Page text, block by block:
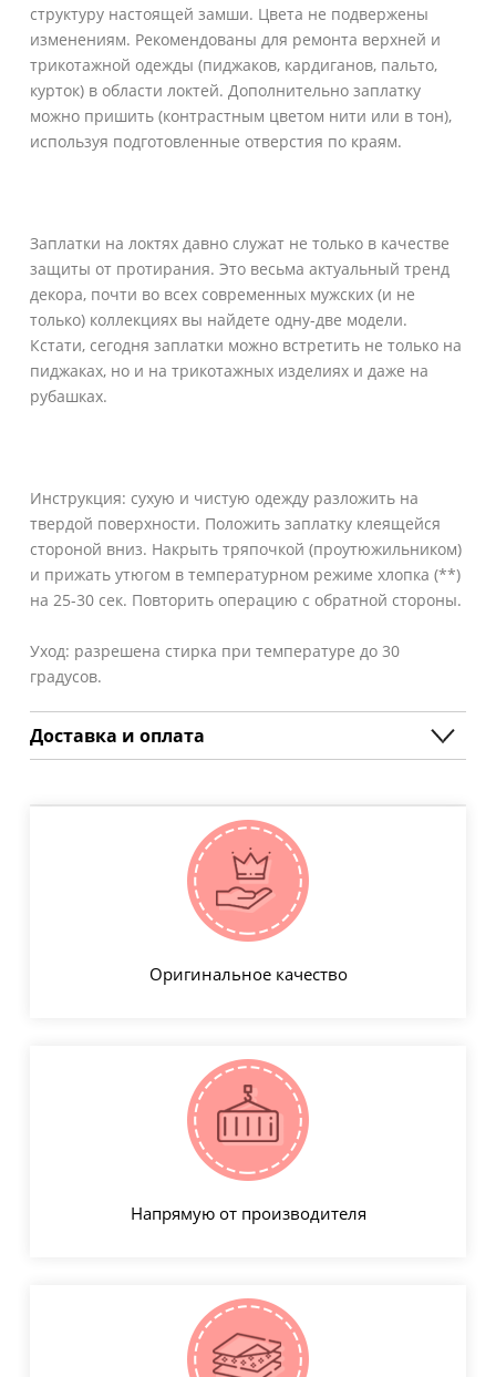
структуру настоящей замши. Цвета не подвержены
изменениям. Рекомендованы для ремонта верхней и
трикотажной одежды (пиджаков, кардиганов, пальто,
курток) в области локтей. Дополнительно заплатку
можно пришить (контрастным цветом нити или в тон),
используя подготовленные отверстия по краям.
Заплатки на локтях давно служат не только в качестве
защиты от протирания. Это весьма актуальный тренд
декора, почти во всех современных мужских (и не
только) коллекциях вы найдете одну-две модели.
Кстати, сегодня заплатки можно встретить не только на
пиджаках, но и на трикотажных изделиях и даже на
рубашках.
Инструкция: сухую и чистую одежду разложить на
твердой поверхности. Положить заплатку клеящейся
стороной вниз. Накрыть тряпочкой (проутюжильником)
и прижать утюгом в температурном режиме хлопка (**)
на 25-30 сек. Повторить операцию с обратной стороны.
Уход: разрешена стирка при температуре до 30
градусов.
Доставка и оплата
Оригинальное качество
Напрямую от производителя